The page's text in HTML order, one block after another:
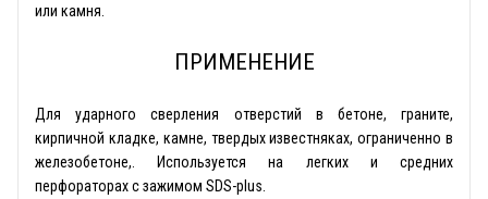
или камня.
ПРИМЕНЕНИЕ
Для ударного сверления отверстий в бетоне, граните,
кирпичной кладке, камне, твердых известняках, ограниченно в
железобетоне,. Используется на легких и средних
перфораторах с зажимом SDS-plus.